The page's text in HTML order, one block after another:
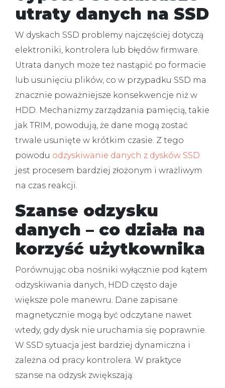
utraty danych na SSD
W dyskach SSD problemy najczęściej dotyczą
elektroniki, kontrolera lub błędów firmware.
Utrata danych może też nastąpić po formacie
lub usunięciu plików, co w przypadku SSD ma
znacznie poważniejsze konsekwencje niż w
HDD. Mechanizmy zarządzania pamięcią, takie
jak TRIM, powodują, że dane mogą zostać
trwale usunięte w krótkim czasie. Z tego
powodu odzyskiwanie danych z dysków SSD
jest procesem bardziej złożonym i wrażliwym
na czas reakcji.
Szanse odzysku
danych – co działa na
korzyść użytkownika
Porównując oba nośniki wyłącznie pod kątem
odzyskiwania danych, HDD często daje
większe pole manewru. Dane zapisane
magnetycznie mogą być odczytane nawet
wtedy, gdy dysk nie uruchamia się poprawnie.
W SSD sytuacja jest bardziej dynamiczna i
zależna od pracy kontrolera. W praktyce
szanse na odzysk zwiększają: